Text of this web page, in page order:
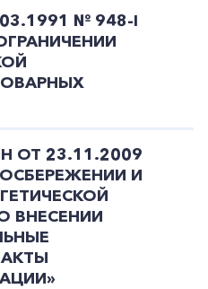
№ 948-I
ОТ 23.11.2009
И
ВНЕСЕНИИ